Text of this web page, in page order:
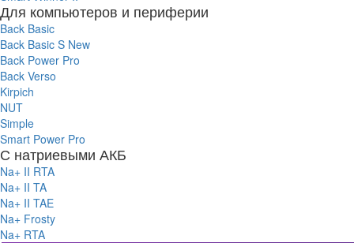
Для компьютеров и периферии
Back Basic
Back Basic S New
Back Power Pro
Back Verso
Kirpich
NUT
Simple
Smart Power Pro
С натриевыми АКБ
Na+ II RTA
Na+ II TA
Na+ II TAE
Na+ Frosty
Na+ RTA